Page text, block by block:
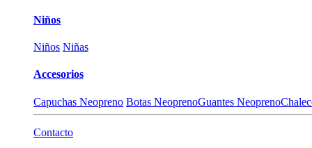
Niños
Niños Niñas
Accesorios
Capuchas Neopreno Botas NeoprenoGuantes Neopreno
Contacto